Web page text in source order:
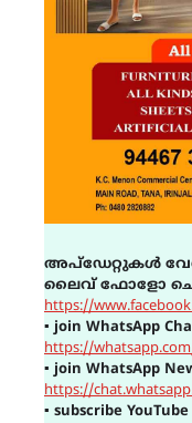
അപ്ഡേറ്റുകൾ
ലൈവ് ഫോളോ
https://
▪ join WhatsApp
https://
▪ join WhatsApp
https://
▪ subscribe